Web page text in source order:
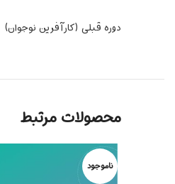
دوره قبلی (کارآفرین نوجوان)
محصولات مرتبط
ناموجود